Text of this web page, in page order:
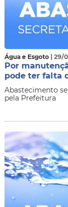
Água e Esgoto | 29/
Por
pode ter falta
​Abastecimento
pela Prefeitura